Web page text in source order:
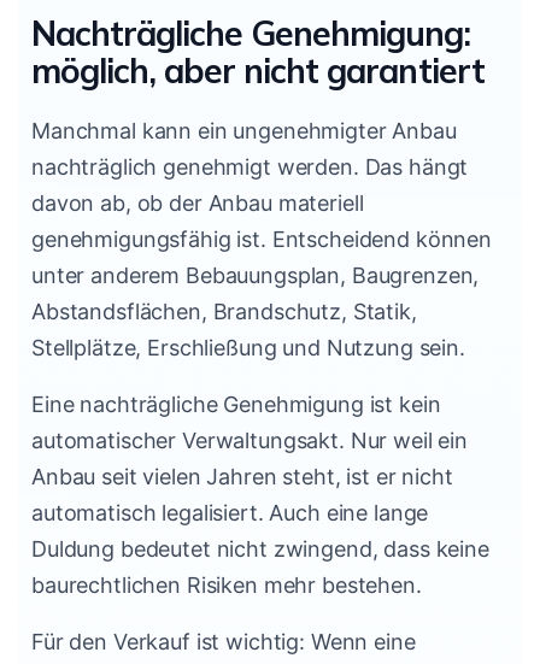
Nachträgliche Genehmigung:
möglich, aber nicht garantiert
Manchmal kann ein ungenehmigter Anbau
nachträglich genehmigt werden. Das hängt
davon ab, ob der Anbau materiell
genehmigungsfähig ist. Entscheidend können
unter anderem Bebauungsplan, Baugrenzen,
Abstandsflächen, Brandschutz, Statik,
Stellplätze, Erschließung und Nutzung sein.
Eine nachträgliche Genehmigung ist kein
automatischer Verwaltungsakt. Nur weil ein
Anbau seit vielen Jahren steht, ist er nicht
automatisch legalisiert. Auch eine lange
Duldung bedeutet nicht zwingend, dass keine
baurechtlichen Risiken mehr bestehen.
Für den Verkauf ist wichtig: Wenn eine